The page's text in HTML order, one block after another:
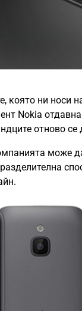
която ни носи
Nokia
отново се
може